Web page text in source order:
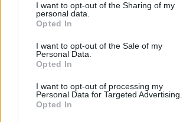
I want to opt-out of the Sharing of my
personal data.
Opted In
I want to opt-out of the Sale of my
Personal Data.
Opted In
I want to opt-out of processing my
Personal Data for Targeted Advertising.
Opted In
l’ecosistema italiano.
I servizi finanziari a valore
quindi ad aumentare la loro
bisogna necessariamente
delle banche, anzi, i due mondi
complementari, tanto è vero che i